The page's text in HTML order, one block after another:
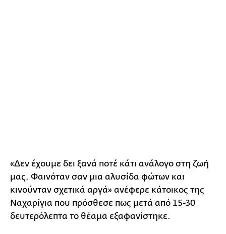
«Δεν έχουμε δει ξανά ποτέ κάτι ανάλογο στη ζωή
μας. Φαινόταν σαν μια αλυσίδα φώτων και
κινούνταν σχετικά αργά» ανέφερε κάτοικος της
Ναχαρίγια που πρόσθεσε πως μετά από 15-30
δευτερόλεπτα το θέαμα εξαφανίστηκε.